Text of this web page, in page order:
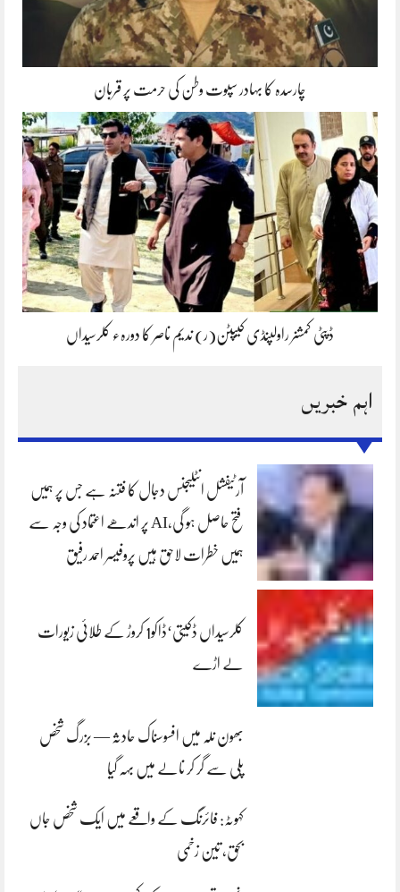
چارسدہ کا بہادر سپوت وطن کی حرمت پر قربان
ڈپٹی کمشنر راولپنڈی کیپٹن(ر) ندیم ناصر کا دورہء کلرسیداں
اہم خبریں
آرٹیفشل انٹلیجنس دجال کا فتنہ ہے جس پر ہمیں
فتح حاصل ہو گی،AI پر اندھے اعتماد کی وجہ سے
ہمیں خطرات لاحق ہیں پروفیسر احمد رفیق
کلرسیداں ڈکیتی‘ڈاکو1 کروڑ کے طلائی زیورات
لے اڑے
بھون نلہ میں افسوسناک حادثہ — بزرگ شخص
پلی سے گر کر نالے میں بہہ گیا
کہوٹہ: فائرنگ کے واقعے میں ایک شخص جاں
بحق، تین زخمی